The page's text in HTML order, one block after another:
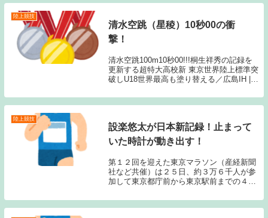
陸上競技
清水空跳（星稜）10秒00の衝
撃！
清水空跳100m10秒00!!!桐生祥秀の記録を
更新する超特大高校新 東京世界陸上標準突
破しU18世界最高も塗り替える／広島IH |
01という驚異的な高校記録を作ってから、
すでに12年の時が経...
陸上競技
設楽悠太が日本新記録！止まって
いた時計が動き出す！
第１２回を迎えた東京マラソン（産経新聞
社など共催）は２５日、約３万６千人が参
加して東京都庁前から東京駅前までの４
ン・チュンバ（ケニア）が２時間５分３０
秒で２０１４年以来となる２度目の優勝を